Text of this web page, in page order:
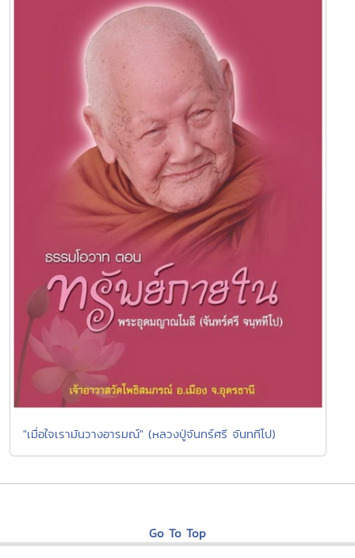
"เมื่อใจเรามันวางอารมณ์" (หลวงปู่จันทร์ศรี จันททีโป)
Go To Top